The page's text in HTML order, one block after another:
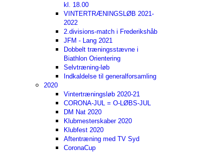
kl. 18.00
VINTERTRÆNINGSLØB 2021-
2022
2.divisions-match i Frederikshåb
JFM - Lang 2021
Dobbelt træningsstævne i
Biathlon Orientering
Selvtræning-løb
Indkaldelse til generalforsamling
2020
Vintertræningsløb 2020-21
CORONA-JUL = O-LØBS-JUL
DM Nat 2020
Klubmesterskaber 2020
Klubfest 2020
Aftentræning med TV Syd
CoronaCup